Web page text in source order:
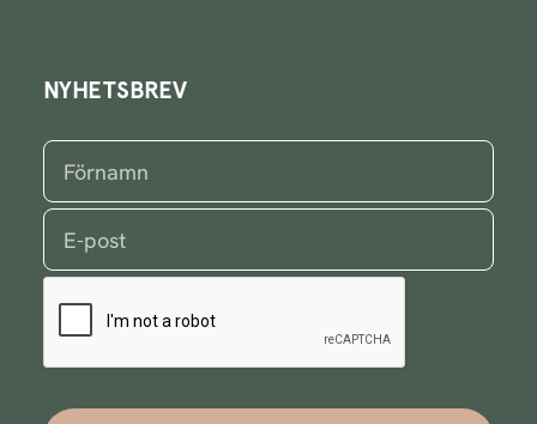
NYHETSBREV